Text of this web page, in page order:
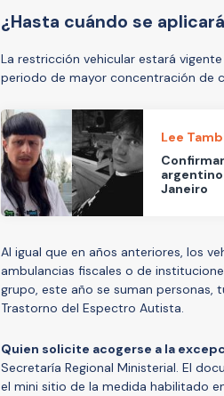
¿Hasta cuándo se
La restricción vehicular estará vigente
periodo de mayor concentración de
Lee
Janeiro
Al igual que en años anteriores, los
ambulancias fiscales o de
grupo, este año se suman personas,
Trastorno del Espectro Autista.
Quien solicite acogerse a la
Secretaría Regional Ministerial. El
el mini sitio de la medida habilitado